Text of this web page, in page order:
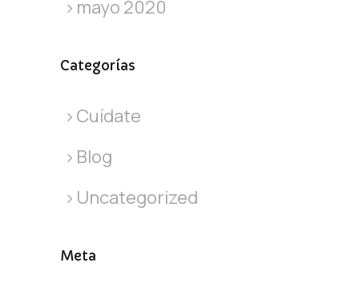
mayo 2020
Categorías
Cuídate
Blog
Uncategorized
Meta